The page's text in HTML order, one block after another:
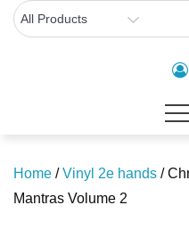
Home /Vinyl 2e hands /
Mantras Volume 2